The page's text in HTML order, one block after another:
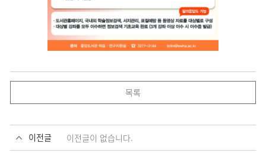
목록
이전글 이전글이 없습니다.